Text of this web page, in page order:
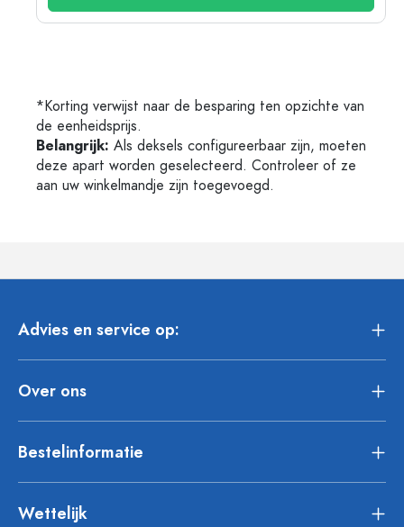
*Korting verwijst naar de besparing ten opzichte van
de eenheidsprijs.
Belangrijk: Als deksels configureerbaar zijn, moeten
deze apart worden geselecteerd. Controleer of ze
aan uw winkelmandje zijn toegevoegd.
Advies en service op:
Over ons
Bestelinformatie
Wettelijk